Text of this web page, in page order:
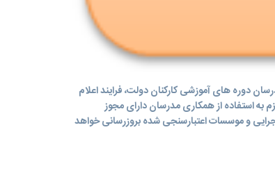
تربیت مدرسان دوره های آموزشی کارکنان دولت، فرایند اعلام
ملزم به استفاده از همکاری مدرسان دارای مجوز
و موسسات اعتبارسنجی شده بروزرسانی خواهد